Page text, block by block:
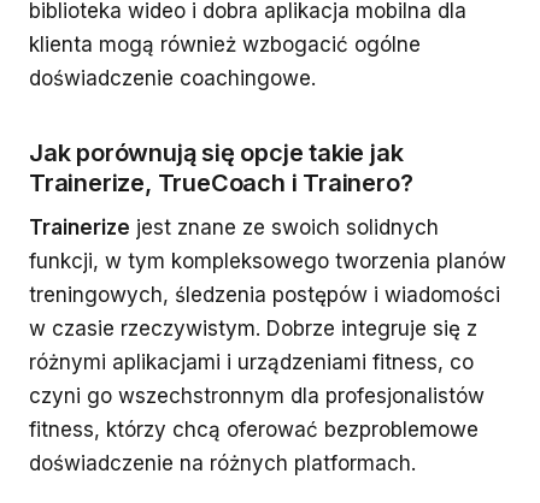
biblioteka wideo i dobra aplikacja mobilna dla
klienta mogą również wzbogacić ogólne
doświadczenie coachingowe.
Jak porównują się opcje takie jak
Trainerize, TrueCoach i Trainero?
Trainerize jest znane ze swoich solidnych
funkcji, w tym kompleksowego tworzenia planów
treningowych, śledzenia postępów i wiadomości
w czasie rzeczywistym. Dobrze integruje się z
różnymi aplikacjami i urządzeniami fitness, co
czyni go wszechstronnym dla profesjonalistów
fitness, którzy chcą oferować bezproblemowe
doświadczenie na różnych platformach.